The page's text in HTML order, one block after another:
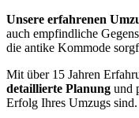
Unsere erfahrenen
auch empfindliche
die antike Kommode
Mit über 15 Jahren
detaillierte Planung und
Erfolg Ihres Umzugs sind.